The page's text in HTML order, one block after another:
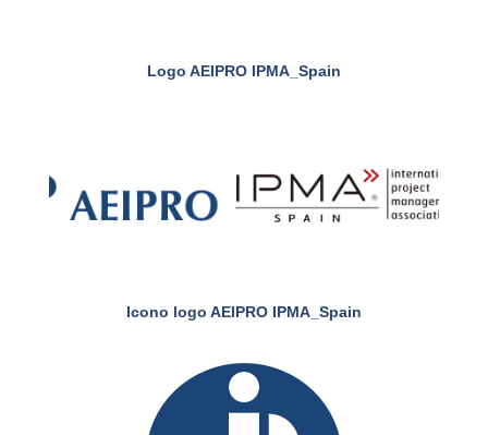
Logo AEIPRO IPMA_Spain
Icono logo AEIPRO IPMA_Spain